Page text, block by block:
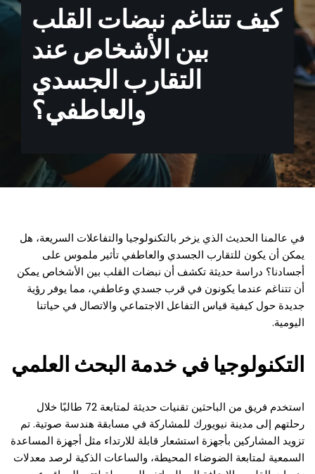
كيف تتناغم نبضات القلب
بين الأشخاص عند
التقارب الجسدي
والعاطفي؟
في عالمنا الحديث الذي يزخر بالتكنولوجيا والتفاعلات السريعة، هل
يمكن أن يكون للتقارب الجسدي والعاطفي تأثير ملموس على
أجسادنا؟ دراسة حديثة تكشف أن نبضات القلب بين الأشخاص يمكن
أن تتناغم عندما يكونون في قرب جسدي وعاطفي، مما يوفر رؤية
جديدة حول كيفية قياس التفاعل الاجتماعي والاتصال في حياتنا
اليومية.
التكنولوجيا في خدمة البحث العلمي
استخدم فريق من الباحثين تقنيات حديثة لمتابعة 72 طالبًا خلال
رحلتهم إلى مدينة نيويورك للمشاركة في مسابقة هندسة صوتية. تم
تزويد المشاركين بأجهزة استشعار قابلة للارتداء مثل أجهزة المساعدة
السمعية لمتابعة الضوضاء المحيطة، والساعات الذكية لرصد معدلات